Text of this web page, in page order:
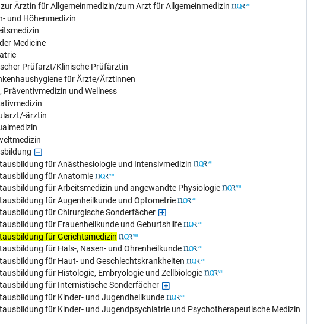
Ärztin für Allgemeinmedizin/zum Arzt für Allgemeinmedizin
und Höhenmedizin
Medicine
Prüfarzt/Klinische Prüfärztin
für Ärzte/Ärztinnen
Präventivmedizin und Wellness
ärztin
für Anästhesiologie und Intensivmedizin
für Anatomie
für Arbeitsmedizin und angewandte Physiologie
für Augenheilkunde und Optometrie
für Chirurgische Sonderfächer
für Frauenheilkunde und Geburtshilfe
für Gerichtsmedizin
für Hals-, Nasen- und Ohrenheilkunde
für Haut- und Geschlechtskrankheiten
für Histologie, Embryologie und Zellbiologie
für Internistische Sonderfächer
für Kinder- und Jugendheilkunde
für Kinder- und Jugendpsychiatrie und Psychotherapeutische Medizin